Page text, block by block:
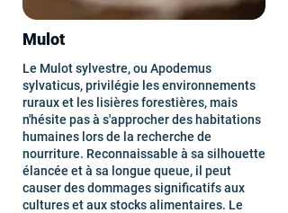
Mulot
Le Mulot sylvestre, ou Apodemus
sylvaticus, privilégie les environnements
ruraux et les lisières forestières, mais
n'hésite pas à s'approcher des habitations
humaines lors de la recherche de
nourriture. Reconnaissable à sa silhouette
élancée et à sa longue queue, il peut
causer des dommages significatifs aux
cultures et aux stocks alimentaires. Le